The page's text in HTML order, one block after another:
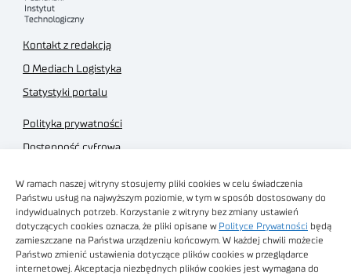
W ramach naszej witryny stosujemy pliki cookies w celu świadczenia
Państwu usług na najwyższym poziomie, w tym w sposób dostosowany do
indywidualnych potrzeb. Korzystanie z witryny bez zmiany ustawień
dotyczących cookies oznacza, że pliki opisane w Polityce Prywatności będą
zamieszczane na Państwa urządzeniu końcowym. W każdej chwili możecie
Państwo zmienić ustawienia dotyczące plików cookies w przeglądarce
internetowej. Akceptacja niezbędnych plików cookies jest wymagana do
Kontakt z redakcją
O Mediach Logistyka
Statystyki portalu
Polityka prywatności
Dostępność cyfrowa
Regulamin sklepu